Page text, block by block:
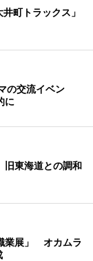
町トラックス」
の交流イベン
に
東海道との調和
業展」 オカムラ